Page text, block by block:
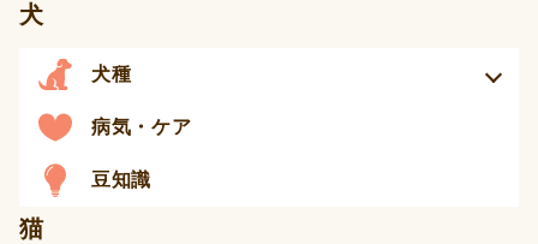
犬
犬種
病気・ケア
豆知識
猫